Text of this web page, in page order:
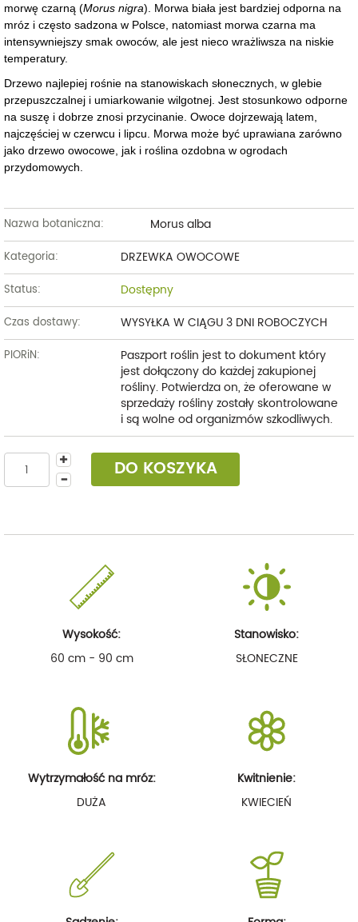
morwę czarną (Morus nigra). Morwa biała jest bardziej odporna na
mróz i często sadzona w Polsce, natomiast morwa czarna ma
intensywniejszy smak owoców, ale jest nieco wrażliwsza na niskie
temperatury.
Drzewo najlepiej rośnie na stanowiskach słonecznych, w glebie
przepuszczalnej i umiarkowanie wilgotnej. Jest stosunkowo odporne
na suszę i dobrze znosi przycinanie. Owoce dojrzewają latem,
najczęściej w czerwcu i lipcu. Morwa może być uprawiana zarówno
jako drzewo owocowe, jak i roślina ozdobna w ogrodach
przydomowych.
Nazwa botaniczna: Morus alba
Kategoria: DRZEWKA OWOCOWE
Status: Dostępny
Czas dostawy: WYSYŁKA W CIĄGU 3 DNI ROBOCZYCH
PIORiN:
Paszport roślin jest to dokument który
jest dołączony do każdej zakupionej
rośliny. Potwierdza on, że oferowane w
sprzedaży rośliny zostały skontrolowane
i są wolne od organizmów szkodliwych.
DO KOSZYKA
Wysokość:
60 cm - 90 cm
Stanowisko:
SŁONECZNE
Wytrzymałość na mróz:
DUŻA
Kwitnienie:
KWIECIEŃ